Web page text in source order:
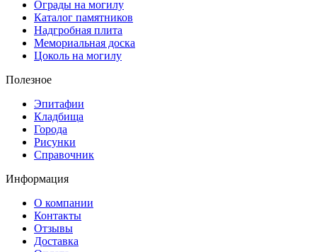
Ограды на могилу
Каталог памятников
Надгробная плита
Мемориальная доска
Цоколь на могилу
Полезное
Эпитафии
Кладбища
Города
Рисунки
Справочник
Информация
О компании
Контакты
Отзывы
Доставка